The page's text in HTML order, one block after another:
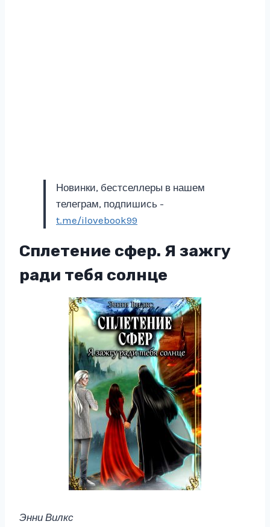
Новинки, бестселлеры в нашем
телеграм, подпишись -
t.me/ilovebook99
Сплетение сфер. Я зажгу
ради тебя солнце
Энни Вилкс